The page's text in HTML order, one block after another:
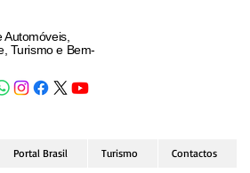
Turismo e Bem-
Portal Brasil Turismo Contactos